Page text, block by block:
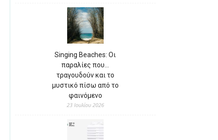
Singing Beaches: Οι
παραλίες που…
τραγουδούν και το
μυστικό πίσω από το
φαινόμενο
23 Ιουλίου 2026